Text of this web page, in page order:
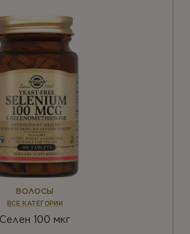
ВОЛОСЫ
ВСЕ КАТЕГОРИИ
Селен 100 мкг